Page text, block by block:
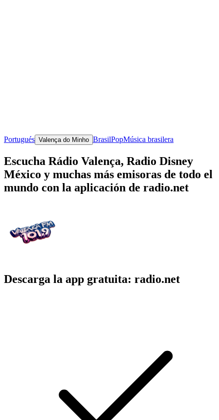
Portugués Valença do Minho BrasilPopMúsica brasilera
Escucha Rádio Valença, Radio Disney
México y muchas más emisoras de todo el
mundo con la aplicación de radio.net
Descarga la app gratuita: radio.net